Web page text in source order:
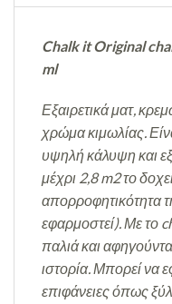
Chalk it Original
ml
Εξαιρετικά ματ,
χρώμα κιμωλίας.
υψηλή κάλυψη και
μέχρι 2,8 m2 το
απορροφητικότητα
εφαρμοστεί). Με το
παλιά και
ιστορία. Μπορεί να
επιφάνειες όπως